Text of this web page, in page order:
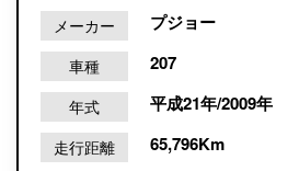
メーカー プジョー
車種 207
年式 平成21年/2009年
走行距離 65,796Km